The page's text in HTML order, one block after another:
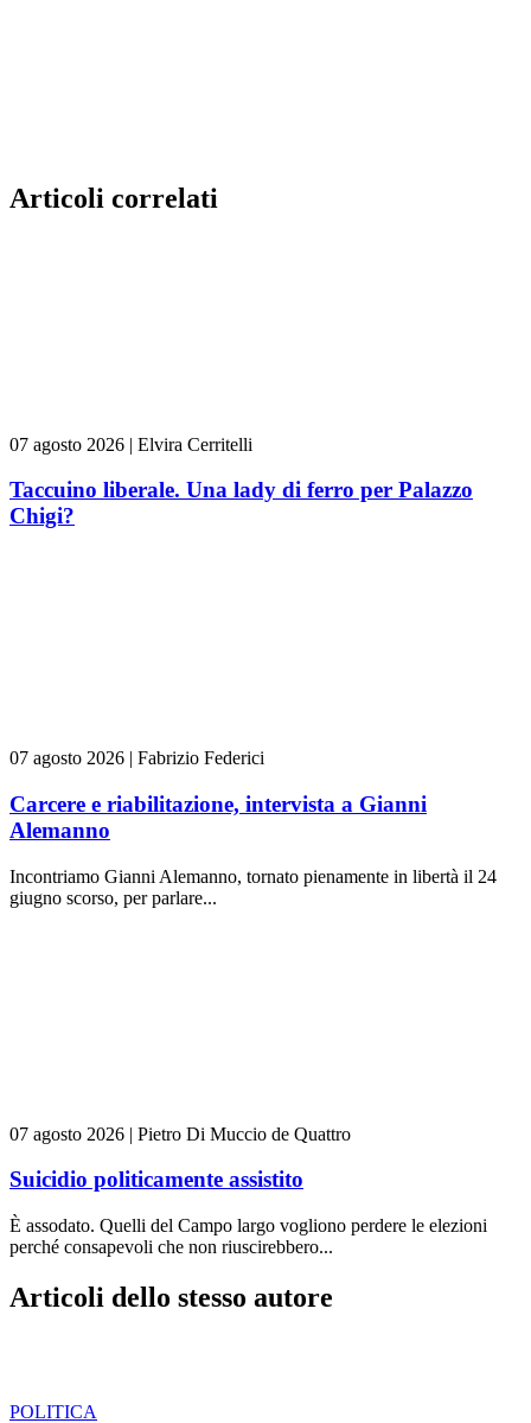
Articoli correlati
07 agosto 2026 | Elvira Cerritelli
Taccuino liberale. Una lady di ferro per Palazzo
Chigi?
07 agosto 2026 | Fabrizio Federici
Carcere e riabilitazione, intervista a Gianni
Alemanno
Incontriamo Gianni Alemanno, tornato pienamente in libertà il 24
giugno scorso, per parlare...
07 agosto 2026 | Pietro Di Muccio de Quattro
Suicidio politicamente assistito
È assodato. Quelli del Campo largo vogliono perdere le elezioni
perché consapevoli che non riuscirebbero...
Articoli dello stesso autore
POLITICA